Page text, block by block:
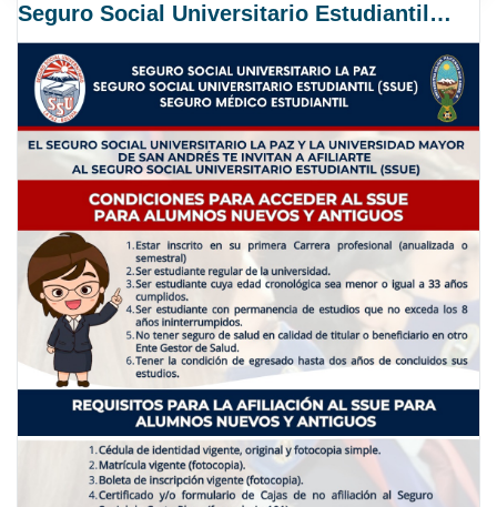
Seguro Social Universitario Estudiantil SSUE